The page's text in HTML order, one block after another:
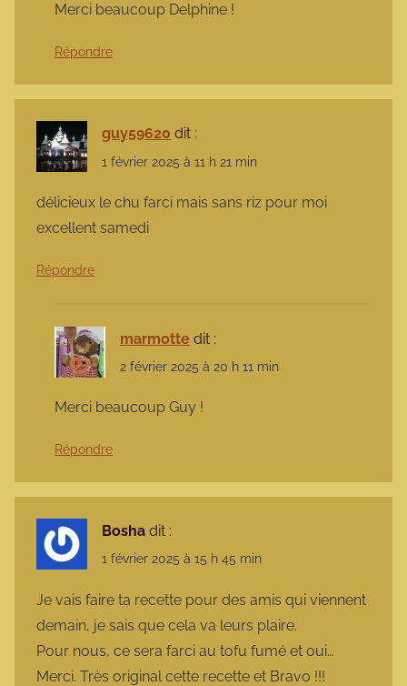
Merci beaucoup Delphine !
Répondre
guy59620 dit :
1 février 2025 à 11 h 21 min
délicieux le chu farci mais sans riz pour moi
excellent samedi
Répondre
marmotte dit :
2 février 2025 à 20 h 11 min
Merci beaucoup Guy !
Répondre
Bosha dit :
1 février 2025 à 15 h 45 min
Je vais faire ta recette pour des amis qui viennent
demain, je sais que cela va leurs plaire.
Pour nous, ce sera farci au tofu fumé et oui…
Merci. Très original cette recette et Bravo !!!